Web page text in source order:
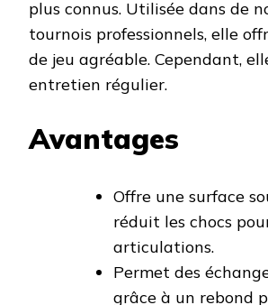
plus connus. Utilisée dans de
tournois professionnels, elle
de jeu agréable. Cependant,
entretien régulier.
Avantages
Offre une surface
réduit les chocs
articulations.
Permet des
grâce à un rebond